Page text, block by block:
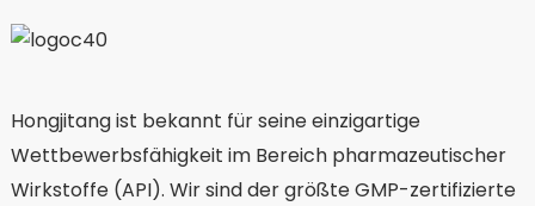
Hongjitang ist bekannt für seine einzigartige
Wettbewerbsfähigkeit im Bereich pharmazeutischer
Wirkstoffe (API). Wir sind der größte GMP-zertifizierte